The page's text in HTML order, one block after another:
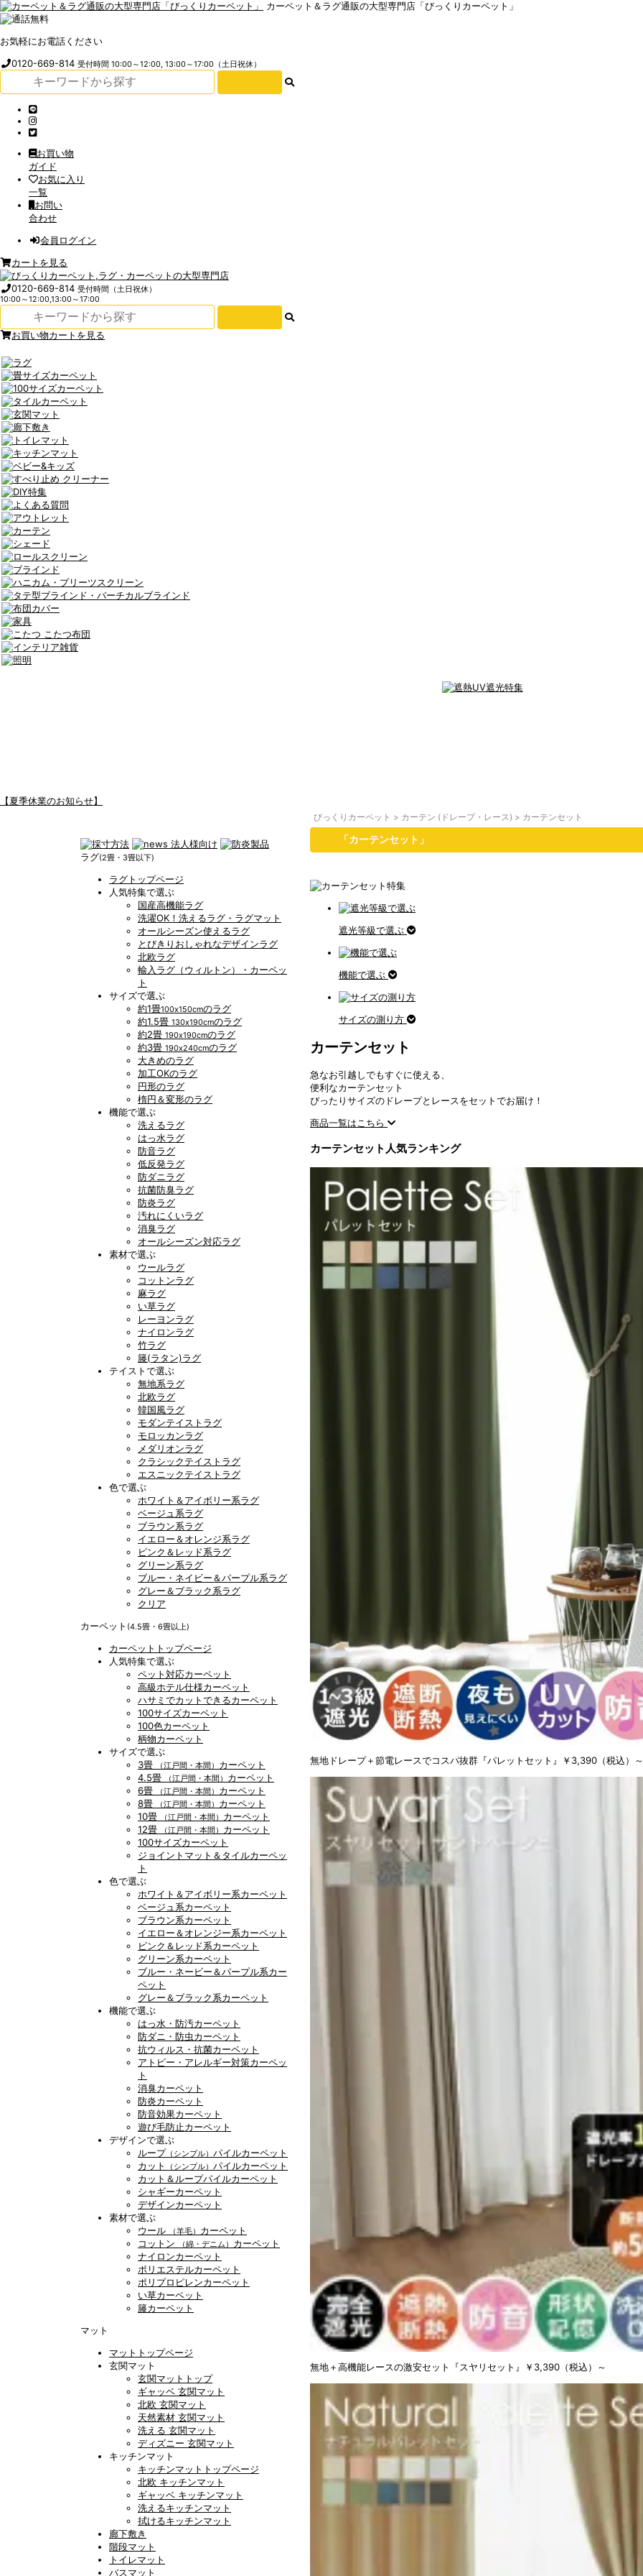
カーペット＆ラグ通販の大型専門店「びっくりカーペット」
お気軽にお電話ください
0120-669-814受付時間 10:00～12:00, 13:00～17:00（土日祝休）
お買い物
ガイド
お気に入り
一覧
お問い
合わせ
会員ログイン
カートを見る
0120-669-814受付時間（土日祝休）
10:00～12:00,13:00～17:00
お買い物カートを見る
【夏季休業のお知らせ】
ラグ(2畳・3畳以下)
ラグトップページ
人気特集で選ぶ
国産高機能ラグ
洗濯OK！洗えるラグ・ラグマット
オールシーズン使えるラグ
とびきりおしゃれなデザインラグ
北欧ラグ
輸入ラグ（ウィルトン）・カーペッ
ト
サイズで選ぶ
約1畳100x150cmのラグ
約1.5畳 130x190cmのラグ
約2畳 190x190cmのラグ
約3畳 190x240cmのラグ
大きめのラグ
加工OKのラグ
円形のラグ
楕円＆変形のラグ
機能で選ぶ
洗えるラグ
はっ水ラグ
防音ラグ
低反発ラグ
防ダニラグ
抗菌防臭ラグ
防炎ラグ
汚れにくいラグ
消臭ラグ
オールシーズン対応ラグ
素材で選ぶ
ウールラグ
コットンラグ
麻ラグ
い草ラグ
レーヨンラグ
ナイロンラグ
竹ラグ
籐(ラタン)ラグ
テイストで選ぶ
無地系ラグ
北欧ラグ
韓国風ラグ
モダンテイストラグ
モロッカンラグ
メダリオンラグ
クラシックテイストラグ
エスニックテイストラグ
色で選ぶ
ホワイト＆アイボリー系ラグ
ベージュ系ラグ
ブラウン系ラグ
イエロー＆オレンジ系ラグ
ピンク＆レッド系ラグ
グリーン系ラグ
ブルー・ネイビー＆パープル系ラグ
グレー＆ブラック系ラグ
クリア
カーペット (4.5畳・6畳以上)
カーペットトップページ
人気特集で選ぶ
ペット対応カーペット
高級ホテル仕様カーペット
ハサミでカットできるカーペット
100サイズカーペット
100色カーペット
柄物カーペット
サイズで選ぶ
3畳
（江戸間・本間） カーペット
4.5畳
（江戸間・本間） カーペット
6畳
（江戸間・本間） カーペット
8畳
（江戸間・本間） カーペット
10畳
（江戸間・本間） カーペット
12畳
（江戸間・本間） カーペット
100サイズカーペット
ジョイントマット＆タイルカーペッ
ト
色で選ぶ
ホワイト＆アイボリー系カーペット
ベージュ系カーペット
ブラウン系カーペット
イエロー＆オレンジー系カーペット
ピンク＆レッド系カーペット
グリーン系カーペット
ブルー・ネービー＆パープル系カー
ペット
グレー＆ブラック系カーペット
機能で選ぶ
はっ水・防汚カーペット
防ダニ・防虫カーペット
抗ウィルス・抗菌カーペット
アトピー・アレルギー対策カーペッ
ト
消臭カーペット
防炎カーペット
防音効果カーペット
遊び毛防止カーペット
デザインで選ぶ
ループ （シンプル） パイルカーペット
カット
（シンプル） パイルカーペット
カット＆ループパイルカーペット
シャギーカーペット
デザインカーペット
素材で選ぶ
ウール
（羊毛） カーペット
コットン
（綿・デニム） カーペット
ナイロンカーペット
ポリエステルカーペット
ポリプロピレンカーペット
い草カーペット
籐カーペット
マット
マットトップページ
玄関マット
玄関マットトップ
ギャッベ 玄関マット
北欧 玄関マット
天然素材 玄関マット
洗える 玄関マット
ディズニー 玄関マット
キッチンマット
キッチンマットトップページ
北欧 キッチンマット
ギャッベ キッチンマット
洗えるキッチンマット
拭けるキッチンマット
廊下敷き
階段マット
トイレマット
バスマット
びっくりカーペット > カーテン (ドレープ・レース) > カーテンセット
「カーテンセット」
遮光等級で選ぶ
機能で選ぶ
サイズの測り方
カーテンセット
急なお引越しでもすぐに使える、
便利なカーテンセット
ぴったりサイズのドレープとレースをセットでお届け！
商品一覧はこちら
カーテンセット人気ランキング
無地ドレープ＋節電レースでコスパ抜群『パレットセット』 ￥3,390（税込）～
無地＋高機能レースの激安セット『スヤリセット』 ￥3,390（税込）～